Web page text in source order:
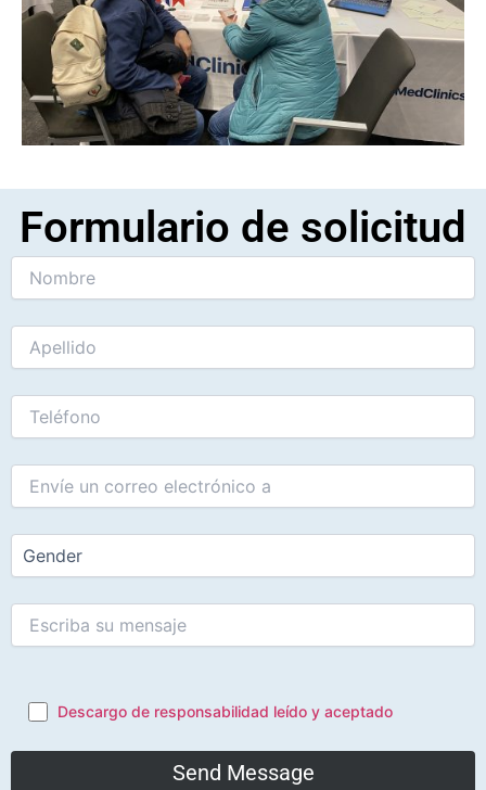
Formulario de solicitud
Descargo de responsabilidad leído y aceptado